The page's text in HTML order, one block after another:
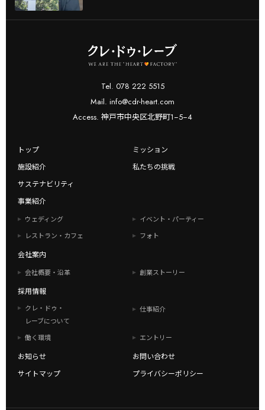
Tel. 078 222 5515
Mail. info@cdr-heart.com
Access. 神戸市中央区北野町1−5−4
トップ
ミッション
施設紹介
私たちの挑戦
サステナビリティ
事業紹介
ウェディング
イベント・パーティー
レストラン・カフェ
フォト
会社案内
会社概要・沿革 創業ストーリー
採用情報
クレ・ドゥ・
レーブについて
仕事紹介
働く環境 エントリー
お知らせ
お問い合わせ
サイトマップ
プライバシーポリシー